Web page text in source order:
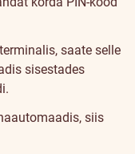
saate selle
sisestades
siis